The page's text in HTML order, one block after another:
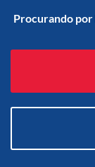
Procurando por